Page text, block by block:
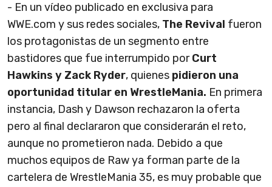
- En un vídeo publicado en exclusiva para
WWE.com y sus redes sociales, The Revival fueron
los protagonistas de un segmento entre
bastidores que fue interrumpido porCurt
Hawkins y Zack Ryder, quienes pidieron una
oportunidad titular en WrestleMania. En primera
instancia, Dash y Dawson rechazaron la oferta
pero al final declararon que considerarán el reto,
aunque no prometieron nada. Debido a que
muchos equipos de Raw ya forman parte de la
cartelera de WrestleMania 35, es muy probable que